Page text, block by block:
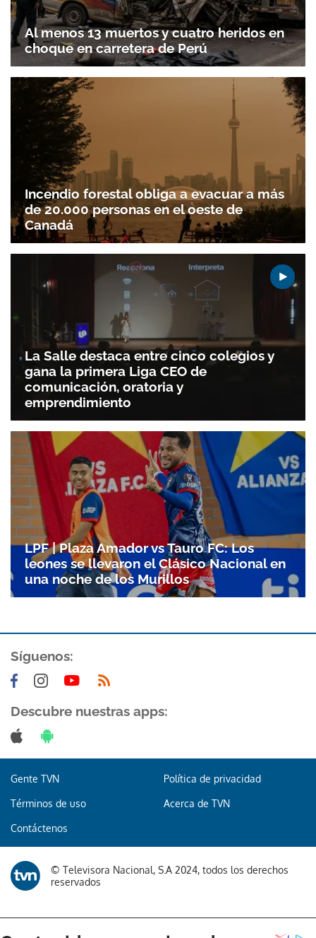
Gracias por suscribirte a nuestro boletín.
Al menos 13 muertos y cuatro heridos en
choque en carretera de Perú
Incendio forestal obliga a evacuar a más
de 20.000 personas en el oeste de
Canadá
La Salle destaca entre cinco colegios y
gana la primera Liga CEO de
comunicación, oratoria y
emprendimiento
LPF | Plaza Amador vs Tauro FC: Los
leones se llevaron el Clásico Nacional en
una noche de los Murillos
Síguenos:
Descubre nuestras apps:
Gente TVN Política de privacidad
Términos de uso Acerca de TVN
Contáctenos
© Televisora Nacional, S.A 2024, todos los derechos
reservados